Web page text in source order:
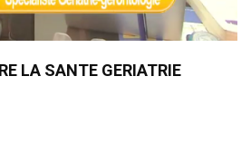
LA SANTE GERIATRIE